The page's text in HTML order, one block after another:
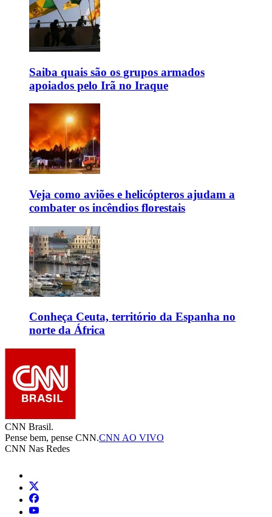
Saiba quais são os grupos armados
apoiados pelo Irã no Iraque
Veja como aviões e helicópteros ajudam a
combater os incêndios florestais
Conheça Ceuta, território da Espanha no
norte da África
CNN Brasil.
Pense bem, pense CNN.CNN AO VIVO
CNN Nas Redes